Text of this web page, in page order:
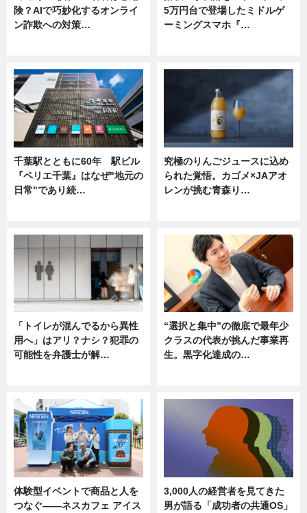
険？AIで巧妙化するオンライ
ン詐欺への対策…
5万円台で登場したミドルゲ
ーミングスマホ『…
千葉駅とともに60年 駅ビル
『ペリエ千葉』はなぜ"地元の
日常"であり続…
究極のりんごジュースに込め
られた覚悟。カゴメ×JAアオ
レンが挑む青森り…
「トイレが混んでるから異性
用へ」はアリ？ナシ？犯罪の
可能性を弁護士が解…
“選択と集中”の徹底で最年少
クラスの代表が挑んだ事業再
生。黒字化達成の…
体験型イベントで商品と人を
つなぐ――ネスカフェ アイス
3,000人の経営者を見てきた
男が語る「成功者の共通OS」